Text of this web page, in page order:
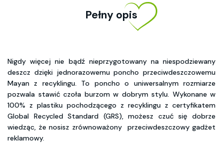
Pełny opis
Nigdy więcej nie bądź nieprzygotowany na niespodziewany
deszcz dzięki jednorazowemu poncho przeciwdeszczowemu
Mayan z recyklingu. To poncho o uniwersalnym rozmiarze
pozwala stawić czoła burzom w dobrym stylu. Wykonane w
100% z plastiku pochodzącego z recyklingu z certyfikatem
Global Recycled Standard (GRS), możesz czuć się dobrze
wiedząc, że nosisz zrównoważony przeciwdeszczowy gadżet
reklamowy.